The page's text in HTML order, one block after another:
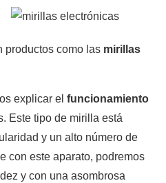
productos como las mirillas
explicar el funcionamiento
Este tipo de mirilla está
y un alto número de
con este aparato, podremos
y con una asombrosa